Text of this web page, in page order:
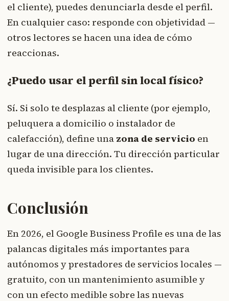
el cliente), puedes denunciarla desde el perfil.
En cualquier caso: responde con objetividad —
otros lectores se hacen una idea de cómo
reaccionas.
¿Puedo usar el perfil sin local físico?
Sí. Si solo te desplazas al cliente (por ejemplo,
peluquera a domicilio o instalador de
calefacción), define una zona de servicio en
lugar de una dirección. Tu dirección particular
queda invisible para los clientes.
Conclusión
En 2026, el Google Business Profile es una de las
palancas digitales más importantes para
autónomos y prestadores de servicios locales —
gratuito, con un mantenimiento asumible y
con un efecto medible sobre las nuevas